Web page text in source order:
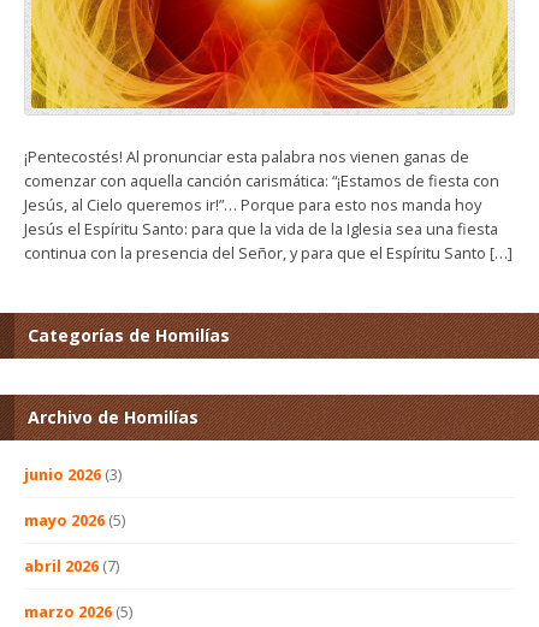
¡Pentecostés! Al pronunciar esta palabra nos vienen ganas de
comenzar con aquella canción carismática: “¡Estamos de fiesta con
Jesús, al Cielo queremos ir!”… Porque para esto nos manda hoy
Jesús el Espíritu Santo: para que la vida de la Iglesia sea una fiesta
continua con la presencia del Señor, y para que el Espíritu Santo […]
Categorías de Homilías
Archivo de Homilías
junio 2026 (3)
mayo 2026 (5)
abril 2026 (7)
marzo 2026 (5)